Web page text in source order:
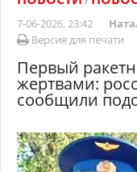
7-06-2026, 23:42
Версия для печати
Первый
жертвами:
сообщили